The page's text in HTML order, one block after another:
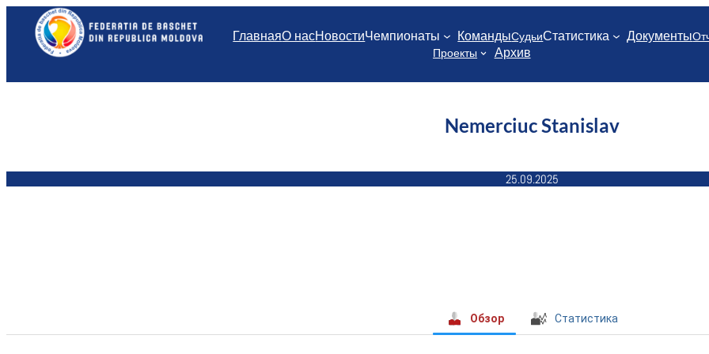
Перейти
содержимому
ГлавнаяО насНовостиЧемпионаты КомандыСудьиСтатистика Документы
Проекты
Архив
Nemerciuc Stanislav
25.09.2025
Обзор Статистика